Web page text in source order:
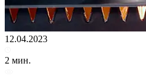
12.04.2023
2 мин.